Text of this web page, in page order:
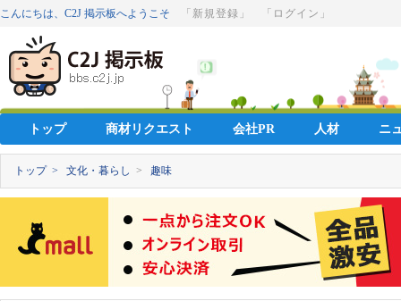
こんにちは、C2J 掲示板へようこそ 「新規登録」 「ログイン」
トップ 商材リクエスト 会社PR 人材 ニ
トップ > 文化・暮らし > 趣味